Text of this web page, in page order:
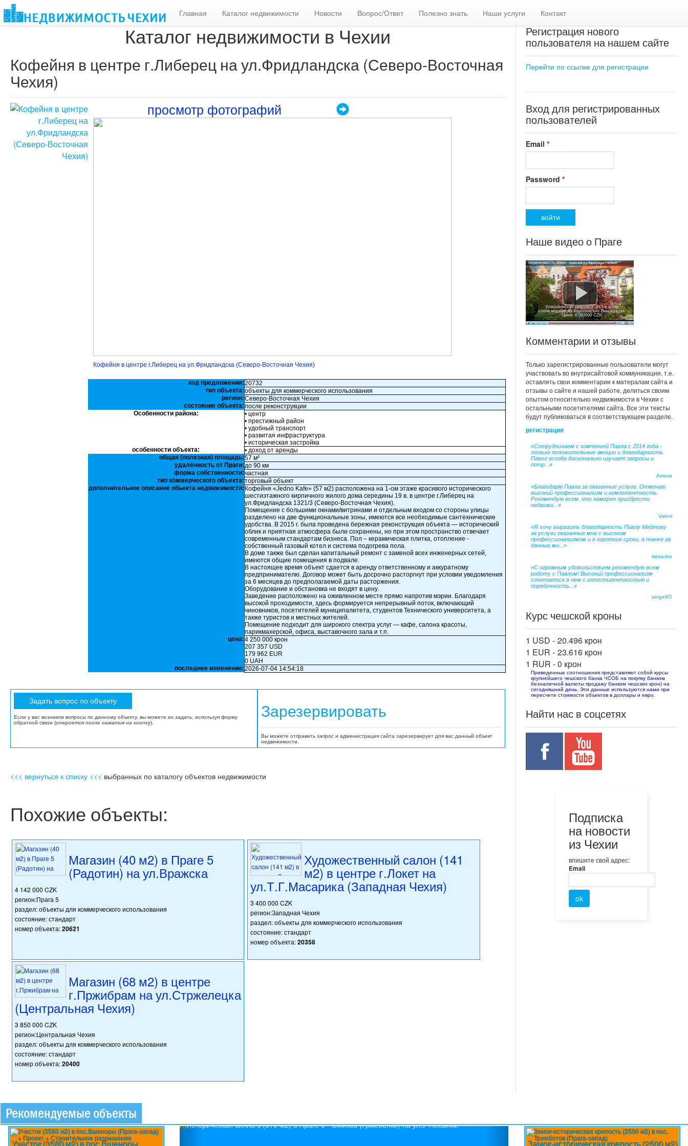
Главная Каталог недвижимости Новости Вопрос/Ответ Полезно знать Наши услуги Контакт
Каталог недвижимости в Чехии
Кофейня в центре г.Либерец на ул.Фридландска (Северо-Восточная
Чехия)
просмотр фотографий
Кофейня в центре г.Либерец на ул.Фридландска (Северо-Восточная Чехия)
код предложения:20732
тип объекта:объекты для коммерческого использования
регион:Северо-Восточная Чехия
состояние объекта:после реконструкции
Особенности района:
• центр
• престижный район
• удобный транспорт
• развитая инфраструктура
• историческая застройка
особенности объекта:
• доход от аренды
общая (полезная) площадь:57 м²
удалённость от Праги:до 90 км
форма собственности:частная
тип коммерческого объекта:торговый объект
дополнительное описание обьекта недвижимости: Кофейня «Jedno Kafe» (57 м2) расположена на 1-ом этаже красивого исторического
шестиэтажного кирпичного жилого дома середины 19 в. в центре г.Либерец на
ул.Фридландска 1321/3 (Северо-Восточная Чехия).
Помещение с большими окнами/витринами и отдельным входом со стороны улицы
разделено на две функциональные зоны, имеются все необходимые сантехнические
удобства. В 2015 г. была проведена бережная реконструкция объекта — исторический
облик и приятная атмосфера были сохранены, но при этом пространство отвечает
современным стандартам бизнеса. Пол – керамическая плитка, отопление -
собственный газовый котел и система подогрева пола.
В доме также был сделан капитальный ремонт с заменой всех инженерных сетей,
имеются общие помещения в подвале.
В настоящее время объект сдается в аренду ответственному и аккуратному
предпринимателю. Договор может быть досрочно расторгнут при условии уведомления
за 6 месяцев до предполагаемой даты расторжения.
Оборудование и обстановка не входят в цену.
Заведение расположено на оживленном месте прямо напротив мэрии. Благодаря
высокой проходимости, здесь формируется непрерывный поток, включающий
чиновников, посетителей муниципалитета, студентов Технического университета, а
также туристов и местных жителей.
Помещение подходит для широкого спектра услуг — кафе, салона красоты,
парикмахерской, офиса, выставочного зала и т.п.
цена:4 250 000 крон
207 357 USD
179 962 EUR
0 UAH
последнее изменение:2026-07-04 14:54:18
Если у вас возникли вопросы по данному объекту, вы можете их задать, используя форму
обратной связи (откроется после нажатия на кнопку).
Зарезервировать
Вы можете отправить запрос и администрация сайта зарезервирует для вас данный объект
недвижимости.
<<< вернуться к списку <<< выбранных по каталогу объектов недвижимости
Похожие объекты:
Магазин (40 м2) в Праге 5
(Радотин) на ул.Вражска
4 142 000 CZK
регион:Прага 5
раздел: объекты для коммерческого использования
состояние: стандарт
номер объекта:20621
Художественный салон (141
м2) в центре г.Локет на
ул.Т.Г.Масарика (Западная Чехия)
3 400 000 CZK
регион:Западная Чехия
раздел: объекты для коммерческого использования
состояние: стандарт
номер объекта:20358
Магазин (68 м2) в центре
г.Пржибрам на ул.Стржелецка
(Центральная Чехия)
3 850 000 CZK
регион:Центральная Чехия
раздел: объекты для коммерческого использования
состояние: стандарт
номер объекта:20400
Регистрация нового
пользователя на нашем сайте
Перейти по ссылке для регистрации
Вход для регистрированных
пользователей
Email *
Password *
Наше видео о Праге
Комментарии и отзывы
Только зарегистрированные пользователи могут
участвовать во внутрисайтовой коммуникации, т.е.
оставлять свои комментарии к матералам сайта и
отзывы о сайте и нашей работе, делиться своим
опытом относительно недвижимости в Чехии с
остальными посетителями сайта. Все эти тексты
будут публиковаться в соответствующем разделе.
регистрация
«Сотрудничаем с компанией Павла с 2014 года -
только положительные эмоции и благодарность.
Павел всегда досконально изучает запросы и
потр...»
Алена
«Благодарю Павла за оказанные услуги. Отмечаю
высокий профессионализм и компетентность.
Рекомендую всем, кто намерен приобрести
недвижи...»
Valerii
«Я хочу выразить благодарность Павлу Мейтову
за услуги оказанные мне с высоким
профессионализмом и в короткие сроки, а также за
данные мн...»
irena-leo
«С огромным удовольствием рекомендую всем
работу с Павлом! Высокий профессионализм
сочетается в нем с интеллигентностью и
порядочность...»
sergei65
Курс чешской кроны
1 USD - 20.496 крон
1 EUR - 23.616 крон
1 RUR -0 крон
Приведенные соотношения представляют собой курсы
крупнейшего чешского банка ЧСОБ на покупку банком
безналичной валюты продажу банком чешских крон) на
сегодняшний день. Эти данные используются нами при
пересчете стоимости объектов в доллары и евро.
Найти нас в соцсетях
Подписка
на новости
из Чехии
впишите свой адрес:
Email
Рекомендуемые объекты
Previous